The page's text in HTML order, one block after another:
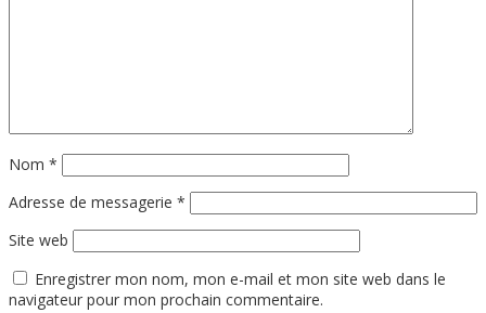
Nom *
Adresse de messagerie *
Site web
Enregistrer mon nom, mon e-mail et mon site web dans le
navigateur pour mon prochain commentaire.